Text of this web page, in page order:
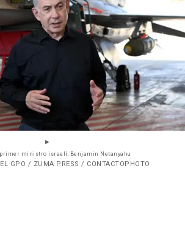
ministro israelí, Benjamin Netanyahu
GPO / ZUMA PRESS / CONTACTOPHOTO